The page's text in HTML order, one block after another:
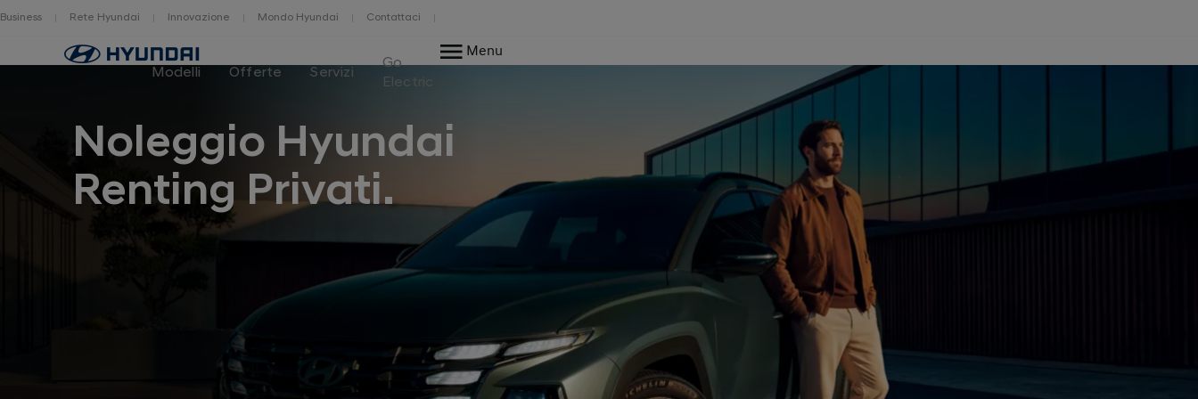
Business Rete Hyundai Innovazione Mondo Hyundai Contattaci
Home
Modelli Offerte Servizi
Go
Electric
Menu
Noleggio Hyundai
Renting Privati.